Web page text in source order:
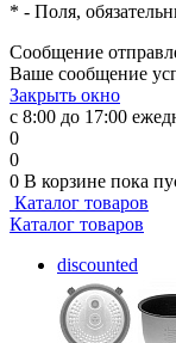
* - Поля,
Сообщение
Ваше сообщение
Закрыть окно
с 8:00 до 17:00
0
0
0 В корзине пока
Каталог товаров
Каталог товаров
discounted